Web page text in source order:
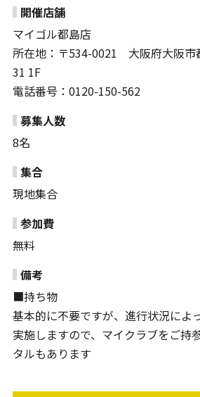
開催店舗
マイゴル都島店
所在地：〒534-0021 大阪府大阪市
31 1F
電話番号：0120-150-562
募集人数
8名
集合
現地集合
参加費
無料
備考
■持ち物
基本的に不要ですが、進行状況によ
実施しますので、マイクラブをご持
タルもあります